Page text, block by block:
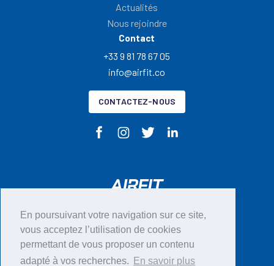
En poursuivant votre navigation sur ce site,
vous acceptez l’utilisation de cookies
permettant de vous proposer un contenu
adapté à vos recherches.
En savoir plus
Actualités
Nous rejoindre
Contact
+33 9 81 78 67 05
info@airfit.co
CONTACTEZ-NOUS
CGU
Mentions légales